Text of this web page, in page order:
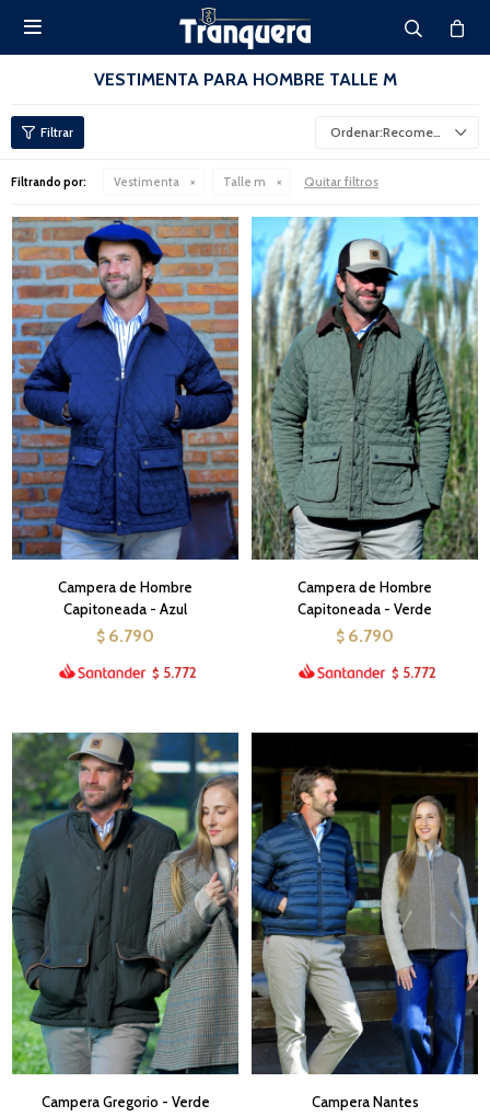

VESTIMENTA PARA HOMBRE TALLE M
Recomendados
Filtrando por: Vestimenta Talle m Quitar filtros
Campera de Hombre
Capitoneada - Azul
$ 6.790
$ 5.772
Campera de Hombre
Capitoneada - Verde
$ 6.790
$ 5.772
Campera Gregorio - Verde Campera Nantes